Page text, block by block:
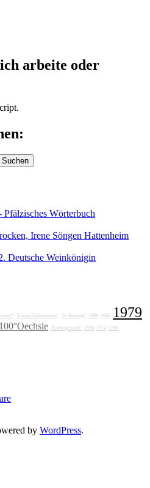
arbeite oder
Pfälzisches Wörterbuch
Irene Söngen Hattenheim
Deutsche Weinkönigin
"Lunas Delikatessen" "Jo Breunig" 1988 1606 1979
100°Oechsle "Ludwig Knoll" 1976 1974 1788
by WordPress.